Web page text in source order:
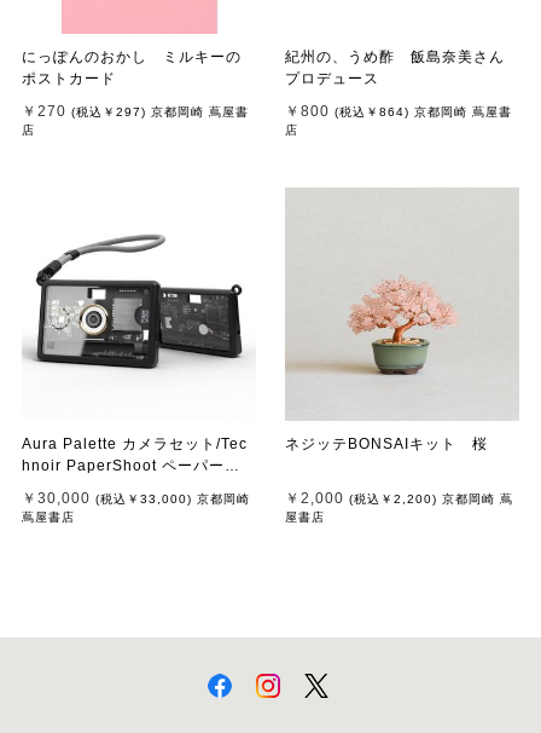
にっぽんのおかし ミルキーの
ポストカード
￥270 (税込 ￥297) 京都岡崎 蔦屋書
店
紀州の、うめ酢 飯島奈美さん
プロデュース
￥800 (税込 ￥864) 京都岡崎 蔦屋書
店
Aura Palette カメラセット/Tec
hnoir PaperShoot ペーパーシ
￥30,000 (税込 ￥33,000) 京都岡崎
蔦屋書店
ネジッテBONSAIキット 桜
￥2,000 (税込 ￥2,200) 京都岡崎 蔦
屋書店